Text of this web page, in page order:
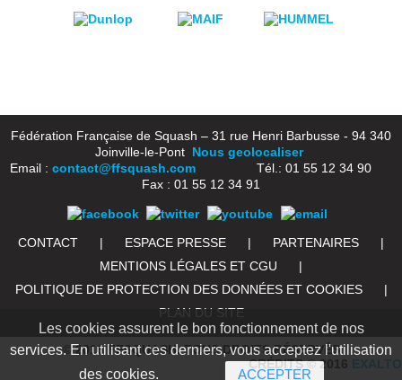
Fédération Française de Squash – 31 rue Henri Barbusse - 94 340
Joinville-le-Pont Nous geolocaliser
Email : contact@ffsquash.comTél.: 01 55 12 34 90
Fax : 01 55 12 34 91
CONTACT | ESPACE PRESSE | PARTENAIRES
|
MENTIONS LÉGALES ET CGU
|
POLITIQUE DE PROTECTION DES DONNÉES ET COOKIES
|
PLAN DU SITE
© 2016 FFSQUASH. TOUS DROITS RÉSERVÉS
CRÉDITS © 2016 EXALTO
Les cookies assurent le bon fonctionnement de nos
services. En utilisant ces derniers, vous acceptez l'utilisation
des cookies.
ACCEPTER